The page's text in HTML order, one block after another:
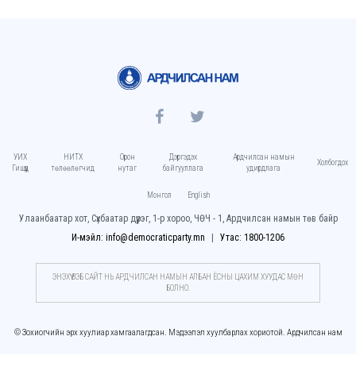
УИХ
Гишүүд
НИТХ
төлөөлөгчид
Орон
нутаг
Дэргэдэх
байгууллага
Ардчилсан намын
удирдлага
Холбогдох
Монгол English
Улаанбаатар хот, Сүхбаатар дүүрэг, 1-р хороо, ЧӨЧ - 1, Ардчилсан намын төв байр
И-мэйл: info@democraticparty.mn
Утас: 1800-1206
ЭНЭХҮҮ ВЭБ САЙТ НЬ АРДЧИЛСАН НАМЫН АЛБАН ЁСНЫ ЦАХИМ ХУУДАC МӨН
БОЛНО.
© Зохиогчийн эрх хуулиар хамгаалагдсан. Мэдээлэл хуулбарлах хориотой. Ардчилсан нам